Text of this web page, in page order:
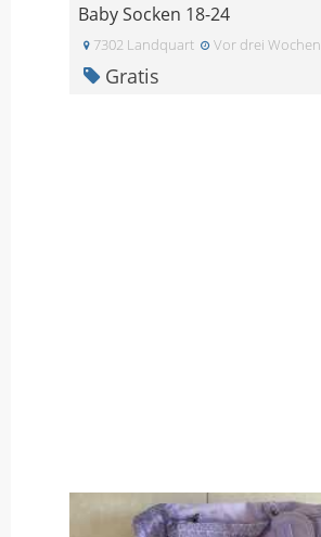
Baby Socken 18-24
7302 Landquart Vor drei Wochen
Gratis